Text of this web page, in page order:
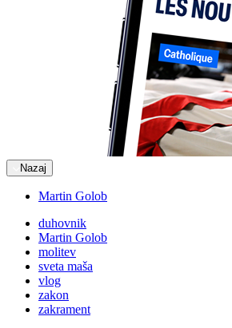
Nazaj
Martin Golob
duhovnik
Martin Golob
molitev
sveta maša
vlog
zakon
zakrament